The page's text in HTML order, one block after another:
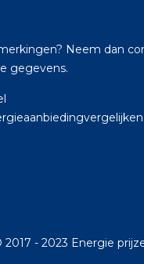
Neem dan
gegevens.
- 2023 Energie